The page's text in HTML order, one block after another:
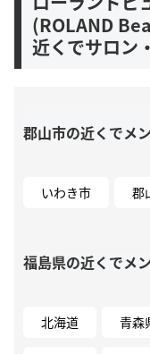
(ROLAND
近くでサロン
郡山市の近くでメ
いわき市 郡
福島県の近くでメ
北海道 青森